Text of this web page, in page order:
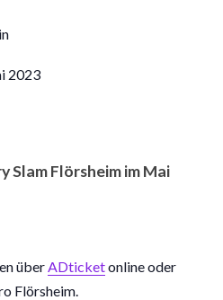
2023
Slam Flörsheim im Mai
über ADticketonline oder
Flörsheim.